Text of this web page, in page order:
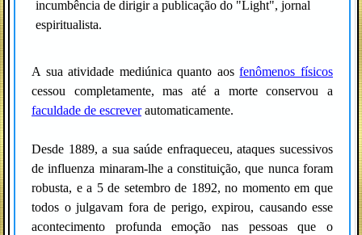
incumbência de dirigir a publicação do "Light", jornal
espiritualista.
A sua atividade mediúnica quanto aosfenômenos físicos
cessou completamente, mas até a morte conservou a
faculdade de escreverautomaticamente.
Desde 1889, a sua saúde enfraqueceu, ataques sucessivos
de influenza minaram-lhe a constituição, que nunca foram
robusta, e a 5 de setembro de 1892, no momento em que
todos o julgavam fora de perigo, expirou, causando esse
acontecimento profunda emoção nas pessoas que o